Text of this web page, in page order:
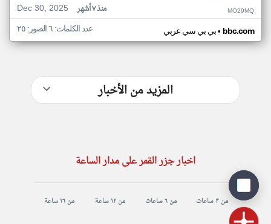
Dec 30, 2025
منذ ٧ أشهر MO29MQ
بي بي سي عربي• bbc.com عدد الكلمات: ٦ الصور: ٢٥
المزيد من الأخبار
اخبار جزر القمر على مدار الساعة
من ٣ ساعات من ٦ ساعات من ١٢ ساعة من ١٦ ساعة